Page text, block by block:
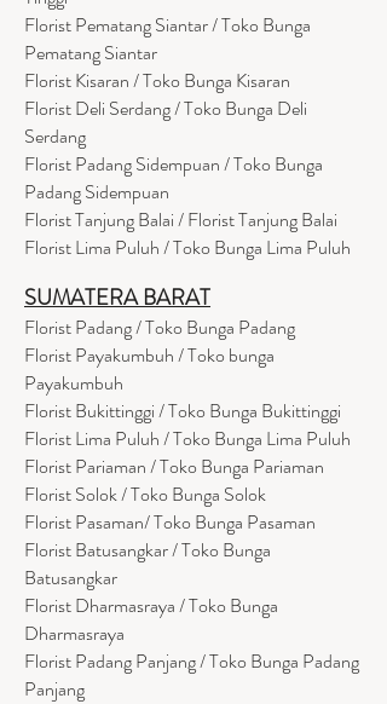
Florist Pematang Siantar / Toko Bunga
Pematang Siantar
Florist Kisaran / Toko Bunga Kisaran
Florist Deli Serdang / Toko Bunga Deli
Serdang
Florist Padang Sidempuan / Toko Bunga
Padang Sidempuan
Florist Tanjung Balai / Florist Tanjung Balai
Florist Lima Puluh / Toko Bunga Lima Puluh
SUMATERA BARAT
Florist Padang / Toko Bunga Padang
Florist Payakumbuh / Toko bunga
Payakumbuh
Florist Bukittinggi / Toko Bunga Bukittinggi
Florist Lima Puluh / Toko Bunga Lima Puluh
Florist Pariaman / Toko Bunga Pariaman
Florist Solok / Toko Bunga Solok
Florist Pasaman/ Toko Bunga Pasaman
Florist Batusangkar / Toko Bunga
Batusangkar
Florist Dharmasraya / Toko Bunga
Dharmasraya
Florist Padang Panjang / Toko Bunga Padang
Panjang